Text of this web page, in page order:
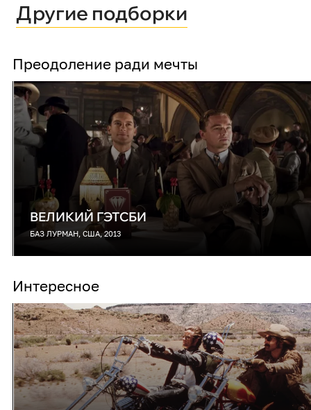
Другие подборки
Преодоление ради мечты
ВЕЛИКИЙ ГЭТСБИ
БАЗ ЛУРМАН, США, 2013
Интересное